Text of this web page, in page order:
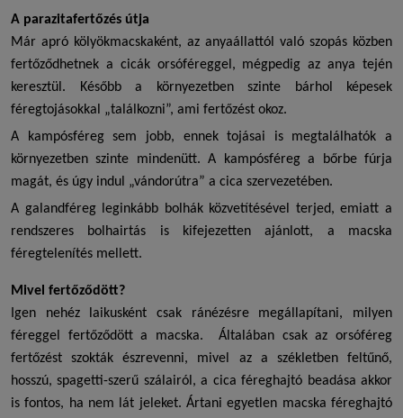
A parazitafertőzés útja
Már apró kölyökmacskaként, az anyaállattól való szopás közben
fertőződhetnek a cicák orsóféreggel, mégpedig az anya tején
keresztül. Később a környezetben szinte bárhol képesek
féregtojásokkal „találkozni”, ami fertőzést okoz.
A kampósféreg sem jobb, ennek tojásai is megtalálhatók a
környezetben szinte mindenütt. A kampósféreg a bőrbe fúrja
magát, és úgy indul „vándorútra” a cica szervezetében.
A galandféreg leginkább bolhák közvetítésével terjed, emiatt a
rendszeres bolhairtás is kifejezetten ajánlott, a macska
féregtelenítés mellett.
Mivel fertőződött?
Igen nehéz laikusként csak ránézésre megállapítani, milyen
féreggel fertőződött a macska. Általában csak az orsóféreg
fertőzést szokták észrevenni, mivel az a székletben feltűnő,
hosszú, spagetti-szerű szálairól, a cica féreghajtó beadása akkor
is fontos, ha nem lát jeleket. Ártani egyetlen macska féreghajtó